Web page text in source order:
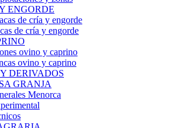
ENGORDE
de cría y engorde
de cría y engorde
ovino y caprino
ovino y caprino
DERIVADOS
GRANJA
Menorca